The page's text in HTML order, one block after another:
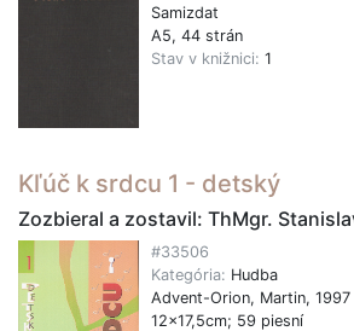
Samizdat
A5, 44 strán
Stav v knižnici: 1
Kľúč k srdcu 1 - detský
Zozbieral a zostavil: ThMgr.
#33506
Kategória: Hudba
Advent-Orion, Martin, 1997
12x17,5cm; 59 piesní